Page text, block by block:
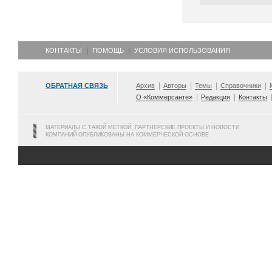
КОНТАКТЫ ПОМОЩЬ УСЛОВИЯ ИСПОЛЬЗОВАНИЯ
ОБРАТНАЯ СВЯЗЬ Архив Авторы Темы Справочники
О «Коммерсанте»
Редакция Контакты
МАТЕРИАЛЫ С ТАКОЙ МЕТКОЙ, ПАРТНЕРСКИЕ ПРОЕКТЫ И НОВОСТИ
КОМПАНИЙ ОПУБЛИКОВАНЫ НА КОММЕРЧЕСКОЙ ОСНОВЕ